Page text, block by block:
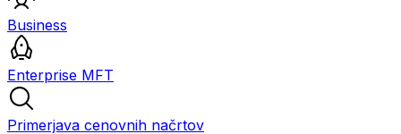
Business
Enterprise MFT
Primerjava cenovnih načrtov